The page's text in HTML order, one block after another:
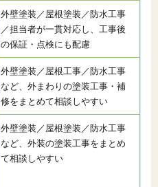
外壁塗装／屋根塗装／防水工事
／担当者が一貫対応し、工事後
の保証・点検にも配慮
外壁塗装／屋根工事／防水工事
など、外まわりの塗装工事・補
修をまとめて相談しやすい
外壁塗装／屋根塗装／防水工事
など、外装の塗装工事をまとめ
て相談しやすい